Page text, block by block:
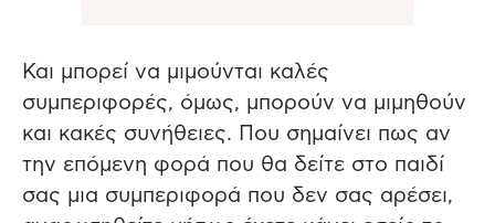
Και μπορεί να μιμούνται καλές
συμπεριφορές, όμως, μπορούν να μιμηθούν
και κακές συνήθειες. Που σημαίνει πως αν
την επόμενη φορά που θα δείτε στο παιδί
σας μια συμπεριφορά που δεν σας αρέσει,